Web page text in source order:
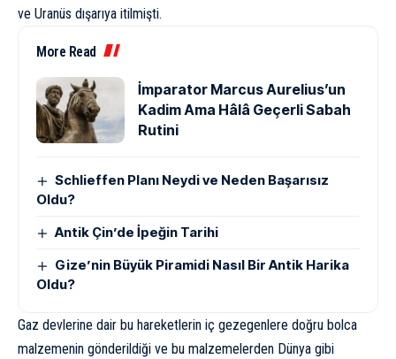
ve Uranüs dışarıya itilmişti.
More Read
İmparator Marcus Aurelius’un
Kadim Ama Hâlâ Geçerli Sabah
Rutini
Schlieffen Planı Neydi ve Neden Başarısız
Oldu?
Antik Çin’de İpeğin Tarihi
Gize’nin Büyük Piramidi Nasıl Bir Antik Harika
Oldu?
Gaz devlerine dair bu hareketlerin iç gezegenlere doğru bolca
malzemenin gönderildiği ve bu malzemelerden Dünya gibi